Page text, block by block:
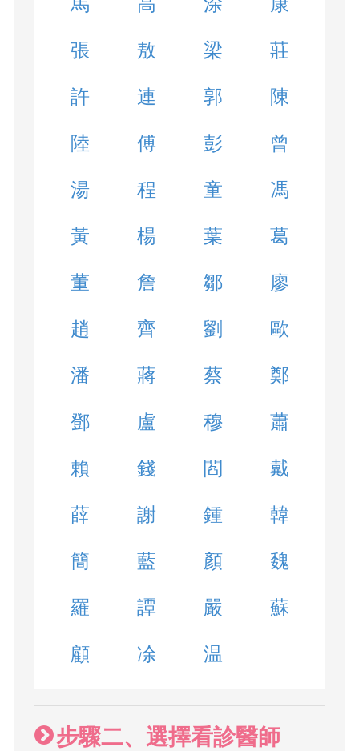
張 敖 梁 莊
許 連 郭 陳
陸 傅 彭 曾
湯 程 童 馮
黃 楊 葉 葛
董 詹 鄒 廖
趙 齊 劉 歐
潘 蔣 蔡 鄭
鄧 盧 穆 蕭
賴 錢 閻 戴
薛 謝 鍾 韓
簡 藍 顏 魏
羅 譚 嚴 蘇
顧 凃 温
步驟二、選擇看診醫師